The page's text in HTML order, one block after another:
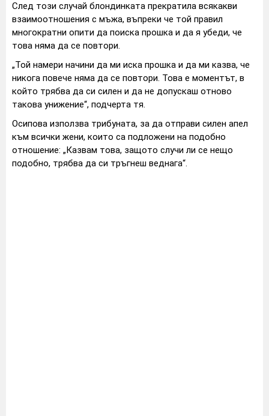
След този случай блондинката прекратила всякакви
взаимоотношения с мъжа, въпреки че той правил
многократни опити да поиска прошка и да я убеди, че
това няма да се повтори.
„Той намери начини да ми иска прошка и да ми казва, че
никога повече няма да се повтори. Това е моментът, в
който трябва да си силен и да не допускаш отново
такова унижение“, подчерта тя.
Осипова използва трибуната, за да отправи силен апел
към всички жени, които са подложени на подобно
отношение: „Казвам това, защото случи ли се нещо
подобно, трябва да си тръгнеш веднага“.